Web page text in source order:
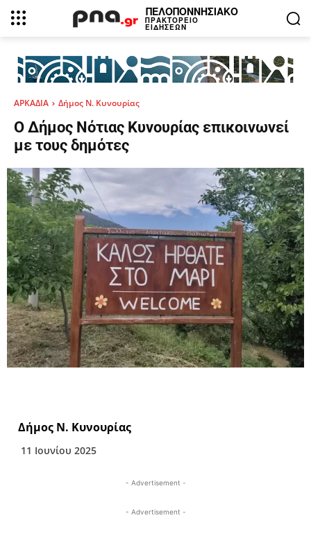
ΠΕΛΟΠΟΝΝΗΣΙΑΚΟ
ΠΡΑΚΤΟΡΕΙΟ
ΕΙΔΗΣΕΩΝ
ΑΡΚΑΔΙΑ Δήμος Ν. Κυνουρίας
Ο Δήμος Νότιας Κυνουρίας επικοινωνεί
με τους δημότες
Δήμος Ν. Κυνουρίας
11 Ιουνίου 2025
- Advertisement -
- Advertisement -